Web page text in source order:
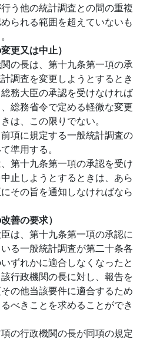
う他の統計調査との間の重複
られる範囲を超えていないも
更又は中止）
の長は、第十九条第一項の承
調査を変更しようとするとき
務大臣の承認を受けなければ
総務省令で定める軽微な変更
は、この限りでない。
項に規定する一般統計調査の
準用する。
第十九条第一項の承認を受け
止しようとするときは、あら
その旨を通知しなければなら
善の要求）
は、第十九条第一項の承認に
る一般統計調査が第二十条各
ずれかに適合しなくなったと
行政機関の長に対し、報告を
の他当該要件に適合するため
べきことを求めることができ
の行政機関の長が同項の規定